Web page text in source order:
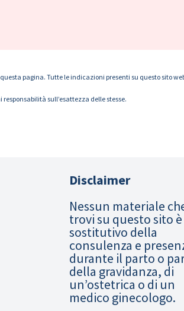
pagina. Tutte le indicazioni presenti su questo sito
sull’esattezza delle stesse.
Disclaimer
Nessun materiale
trovi su questo sito è
sostitutivo della
consulenza e
durante il parto o
della gravidanza, di
un’ostetrica o di un
medico ginecologo.